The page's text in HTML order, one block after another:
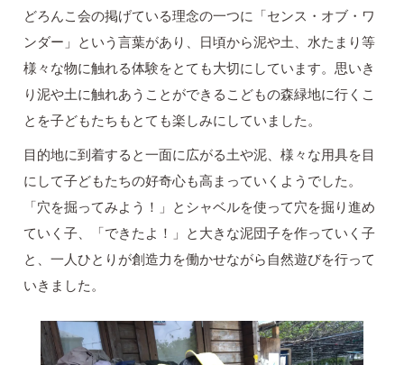
どろんこ会の掲げている理念の一つに「センス・オブ・ワ
ンダー」という言葉があり、日頃から泥や土、水たまり等
様々な物に触れる体験をとても大切にしています。思いき
り泥や土に触れあうことができるこどもの森緑地に行くこ
とを子どもたちもとても楽しみにしていました。
目的地に到着すると一面に広がる土や泥、様々な用具を目
にして子どもたちの好奇心も高まっていくようでした。
「穴を掘ってみよう！」とシャベルを使って穴を掘り進め
ていく子、「できたよ！」と大きな泥団子を作っていく子
と、一人ひとりが創造力を働かせながら自然遊びを行って
いきました。